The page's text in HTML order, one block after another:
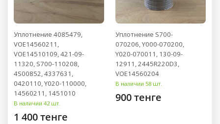
Уплотнение 4085479,
VOE14560211,
VOE14510109, 421-09-
11320, S700-110208,
4S00852, 4337631,
0420110, Y020-110000,
14560211, 1451010
В наличии 42 шт.
1 400 тенге
Уплотнение S700-
070206, Y000-070200,
Y020-070011, 130-09-
12911, 2445R220D3,
VOE14560204
В наличии 58 шт.
900 тенге